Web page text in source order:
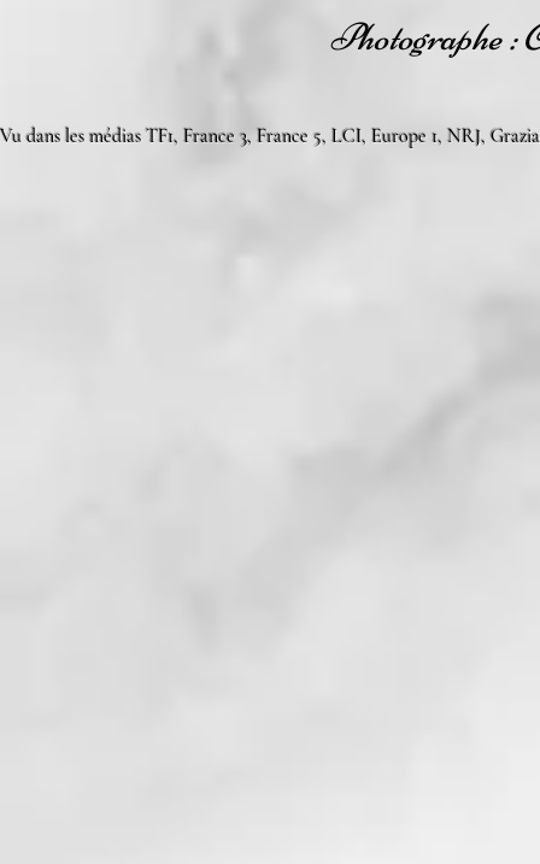
Photographe
Vu dans les médias TF1, France 3, France 5, LCI, Europe 1, NRJ,